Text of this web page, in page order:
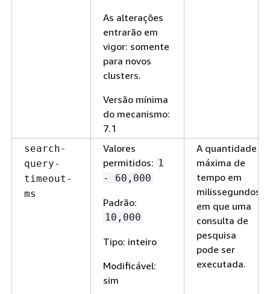
As alterações
entrarão em
vigor: somente
para novos
clusters.
Versão mínima
do mecanismo:
7.1
search-
query-
timeout-
ms
Valores
permitidos: 1
- 60,000
Padrão:
10,000
Tipo: inteiro
Modificável:
sim
A quantidade
máxima de
tempo em
milissegundos
em que uma
consulta de
pesquisa
pode ser
executada.